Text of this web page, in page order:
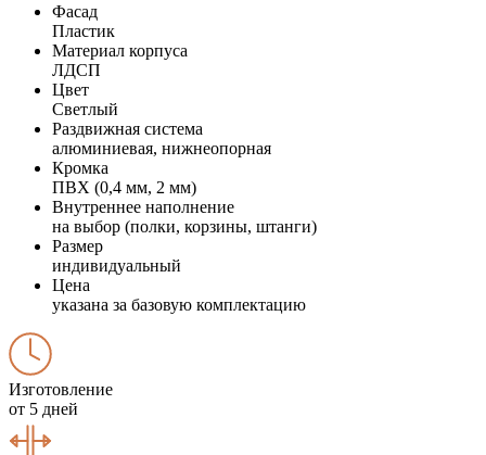
Фасад
Пластик
Материал корпуса
ЛДСП
Цвет
Светлый
Раздвижная система
алюминиевая, нижнеопорная
Кромка
ПВХ (0,4 мм, 2 мм)
Внутреннее наполнение
на выбор (полки, корзины, штанги)
Размер
индивидуальный
Цена
указана за базовую комплектацию
Изготовление
от 5 дней